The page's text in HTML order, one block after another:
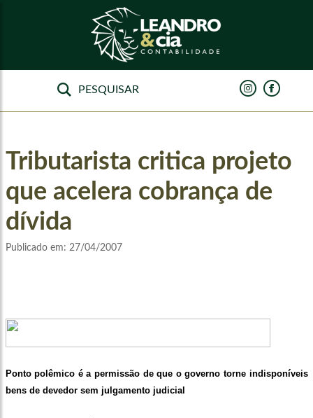
Tributarista critica projeto
que acelera cobrança de
dívida
Publicado em: 27/04/2007
Ponto polêmico é a permissão de que o governo torne indisponíveis
bens de devedor sem julgamento judicial